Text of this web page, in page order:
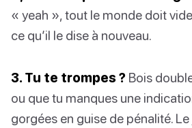
« yeah », tout le monde doit
ce qu’il le dise à nouveau.
3. Tu te trompes ? Bois
ou que tu manques une
gorgées en guise de pénalité.